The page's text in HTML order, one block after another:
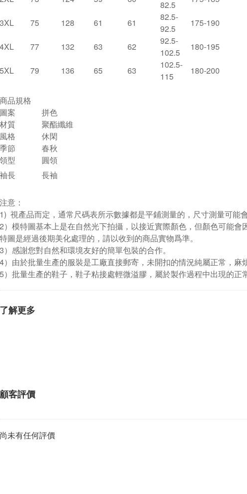
82.5
3XL 75 128 61 61
82.5-
92.5
175-190
4XL 77 132 63 62
92.5-
102.5
180-195
5XL 79 136 65 63
102.5-
115
180-200
商品規格
圖案
拼色
材質
聚酯纖維
風格
休閑
季節
春秋
領型
圓領
袖長
長袖
注意：
1) 視產品而定，通常尺碼表所示數據都是平鋪測量的，尺寸測量可能
2）模特圖基本上是在自然光下拍攝，以接近實際顏色，但顏色可能
特圖是經過後期美化處理的，請以收到的商品實物爲準。
3）感謝您對自然和環境友好的簡單包裝的合作。
4）由於批量生產的服裝是工廠直接郵寄，未開扣的情況純屬正常，麻
5）批量生產的鞋子，鞋子粘接處輕微溢膠，屬於製作過程中出現的
了解更多
顧客評價
尚未有任何評價